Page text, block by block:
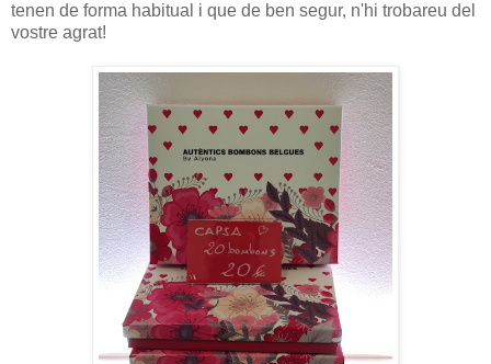
tenen de forma habitual i que de ben segur, n'hi trobareu del
vostre agrat!